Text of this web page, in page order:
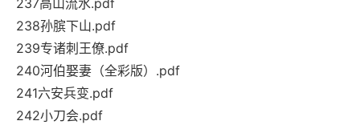
237高山流水.pdf
238孙膑下山.pdf
239专诸刺王僚.pdf
240河伯娶妻（全彩版）.pdf
241六安兵变.pdf
242小刀会.pdf